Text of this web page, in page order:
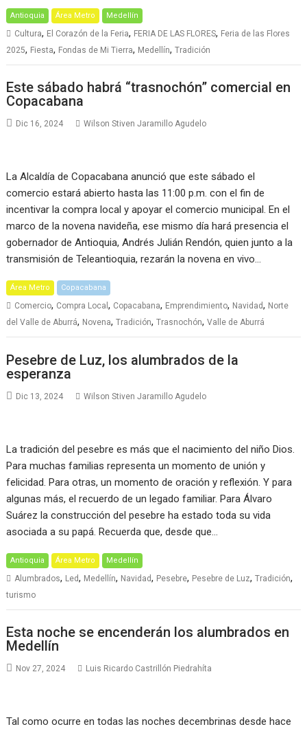
Antioquia Área Metro Medellín
Cultura, El Corazón de la Feria, FERIA DE LAS FLORES, Feria de las Flores
2025, Fiesta, Fondas de Mi Tierra, Medellín,Tradición
Este sábado habrá “trasnochón” comercial en
Copacabana
Dic 16, 2024 Wilson Stiven Jaramillo Agudelo
La Alcaldía de Copacabana anunció que este sábado el
comercio estará abierto hasta las 11:00 p.m. con el fin de
incentivar la compra local y apoyar el comercio municipal. En el
marco de la novena navideña, ese mismo día hará presencia el
gobernador de Antioquia, Andrés Julián Rendón, quien junto a la
transmisión de Teleantioquia, rezarán la novena en vivo…
Área Metro Copacabana
Comercio, Compra Local, Copacabana, Emprendimiento, Navidad, Norte
del Valle de Aburrá, Novena,Tradición,Trasnochón,Valle de Aburrá
Pesebre de Luz, los alumbrados de la
esperanza
Dic 13, 2024 Wilson Stiven Jaramillo Agudelo
La tradición del pesebre es más que el nacimiento del niño Dios.
Para muchas familias representa un momento de unión y
felicidad. Para otras, un momento de oración y reflexión. Y para
algunas más, el recuerdo de un legado familiar. Para Álvaro
Suárez la construcción del pesebre ha estado toda su vida
asociada a su papá. Recuerda que, desde que…
Antioquia Área Metro Medellín
Alumbrados, Led, Medellín, Navidad, Pesebre, Pesebre de Luz,Tradición,
turismo
Esta noche se encenderán los alumbrados en
Medellín
Nov 27, 2024 Luis Ricardo Castrillón Piedrahíta
Tal como ocurre en todas las noches decembrinas desde hace